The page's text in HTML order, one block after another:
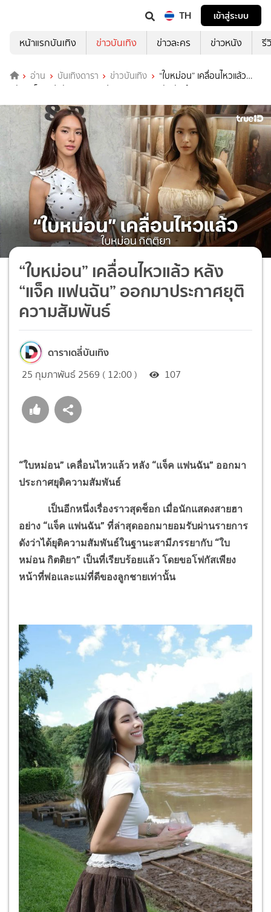
TH
เข้าสู่ระบบ
หน้าแรกบันเทิง
ข่าวบันเทิง ข่าวละคร ข่าวหนัง รี
อ่าน บันเทิงดารา ข่าวบันเทิง
“ใบหม่อน” เคลื่อนไหวแล้ว
หลัง “แจ็ค แฟนฉัน” ออกมาประกาศยุติความสัมพันธ์
“ใบหม่อน” เคลื่อนไหวแล้ว หลัง
“แจ็ค แฟนฉัน” ออกมาประกาศยุติ
ความสัมพันธ์
ดาราเดลี่บันเทิง
25 กุมภาพันธ์ 2569 ( 12:00 ) 107
“ใบหม่อน” เคลื่อนไหวแล้ว หลัง “แจ็ค แฟนฉัน” ออกมา
ประกาศยุติความสัมพันธ์
เป็นอีกหนึ่งเรื่องราวสุดช็อก เมื่อนักแสดงสายฮา
อย่าง “แจ็ค แฟนฉัน” ที่ล่าสุดออกมายอมรับผ่านรายการ
ดังว่าได้ยุติความสัมพันธ์ในฐานะสามีภรรยากับ “ใบ
หม่อน กิตติยา” เป็นที่เรียบร้อยแล้ว โดยขอโฟกัสเพียง
หน้าที่พ่อและแม่ที่ดีของลูกชายเท่านั้น